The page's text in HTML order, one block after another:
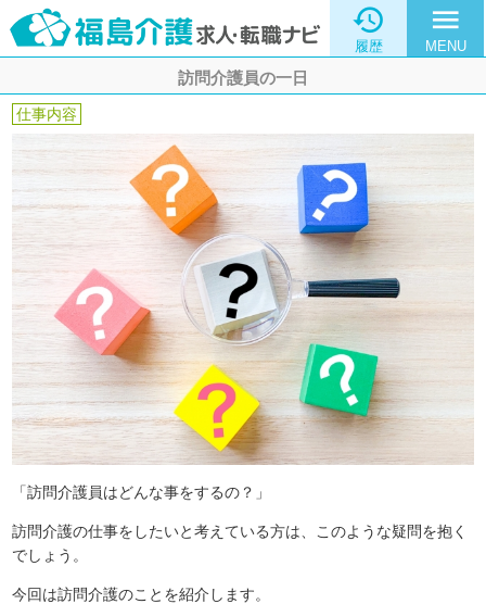

履歴
menu
MENU
訪問介護員の一日
仕事内容
「訪問介護員はどんな事をするの？」
訪問介護の仕事をしたいと考えている方は、このような疑問を抱く
でしょう。
今回は訪問介護のことを紹介します。